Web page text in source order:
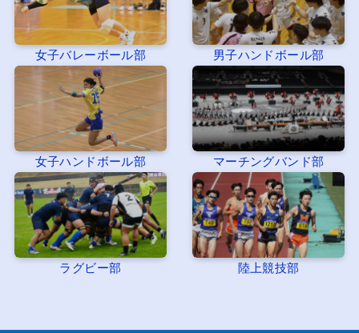
女子バレーボール部 男子ハンドボール部
女子ハンドボール部 マーチングバンド部
ラグビー部 陸上競技部